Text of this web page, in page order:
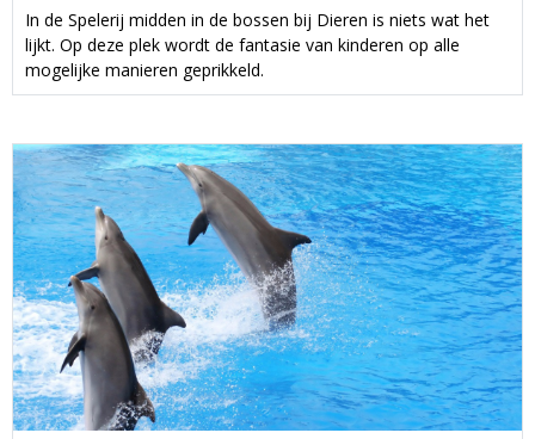
In de Spelerij midden in de bossen bij Dieren is niets wat het
lijkt. Op deze plek wordt de fantasie van kinderen op alle
mogelijke manieren geprikkeld.